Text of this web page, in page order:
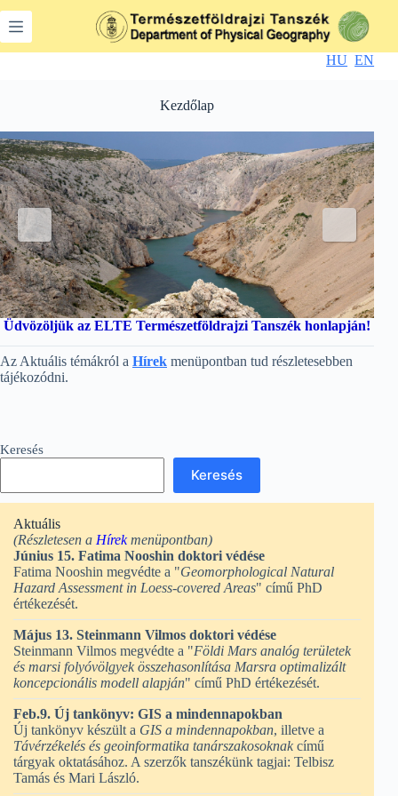
to
content
HU EN
Kezdőlap
Üdvözöljük az ELTE Természetföldrajzi Tanszék honlapján!
Az Aktuális témákról a Hírek menüpontban tud részletesebben
tájékozódni.
Keresés
Keresés
Aktuális
(Részletesen a Hírekmenüpontban)
Június 15. Fatima Nooshin doktori védése
Fatima Nooshin megvédte a "Geomorphological Natural
Hazard Assessment in Loess-covered Areas" című PhD
értékezését.
Május 13. Steinmann Vilmos doktori védése
Steinmann Vilmos megvédte a "Földi Mars analóg területek
és marsi folyóvölgyek összehasonlítása Marsra optimalizált
koncepcionális modell alapján" című PhD értékezését.
Feb.9. Új tankönyv: GIS a mindennapokban
Új tankönyv készült a GIS a mindennapokban, illetve a
Távérzékelés és geoinformatika tanárszakosoknak című
tárgyak oktatásához. A szerzők tanszékünk tagjai: Telbisz
Tamás és Mari László.